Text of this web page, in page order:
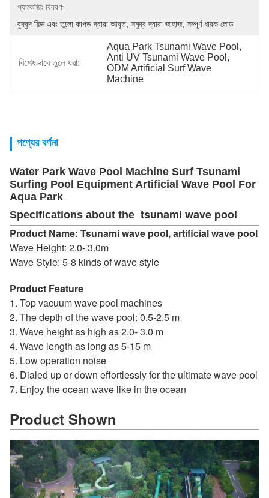
প্যাকেজিং বিবরণ:
বুদ্বুদ ফিল্ম এবং তুলো কাপড় দ্বারা আবৃত, সমুদ্র দ্বারা জাহাজ, সম্পূর্ণ ধারক লোড
বিশেষভাবে তুলে ধরা:
Aqua Park Tsunami Wave Pool ,
Anti UV Tsunami Wave Pool ,
ODM Artificial Surf Wave
Machine
পণ্যের বর্ণনা
Water Park Wave Pool Machine Surf Tsunami
Surfing Pool Equipment Artificial Wave Pool For
Aqua Park
Specifications about the tsunami wave pool
Product Name: Tsunami wave pool, artificial wave pool
Wave Height: 2.0- 3.0m
Wave Style: 5-8 kinds of wave style
Product Feature
1. Top vacuum wave pool machines
2. The depth of the wave pool: 0.5-2.5 m
3. Wave height as high as 2.0- 3.0 m
4. Wave length as long as 5-15 m
5. Low operation noise
6. Dialed up or down effortlessly for the ultimate wave pool
7. Enjoy the ocean wave like in the ocean
Product Shown